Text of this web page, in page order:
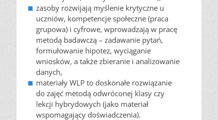
zasoby rozwijają myślenie krytyczne u
uczniów, kompetencje społeczne (praca
grupowa) i cyfrowe, wprowadzają w pracę
metodą badawczą – zadawanie pytań,
formułowanie hipotez, wyciąganie
wniosków, a także zbieranie i analizowanie
danych,
materiały WLP to doskonałe rozwiązanie
do zajęć metodą odwróconej klasy czy
lekcji hybrydowych (jako materiał
wspomagający doświadczenia).